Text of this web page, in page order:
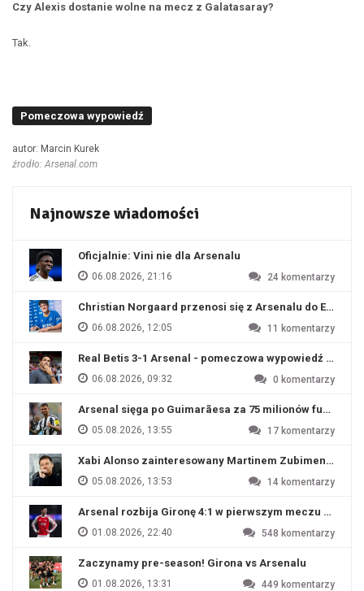
Czy Alexis dostanie wolne na mecz z Galatasaray?
Tak.
Pomeczowa wypowiedź
autor: Marcin Kurek
źrodło: Arsenal.com
Najnowsze wiadomości
Oficjalnie: Vini nie dla Arsenalu
06.08.2026, 21:16 24 komentarzy
Christian Norgaard przenosi się z Arsenalu do
06.08.2026, 12:05 11 komentarzy
Real Betis 3-1 Arsenal - pomeczowa wypowiedź Artety
06.08.2026, 09:32 0 komentarzy
Arsenal sięga po Guimarãesa za 75 milionów funtów
05.08.2026, 13:55 17 komentarzy
Xabi Alonso zainteresowany Martinem Zubimendim
05.08.2026, 13:53 14 komentarzy
Arsenal rozbija Gironę 4:1 w pierwszym meczu
01.08.2026, 22:40 548 komentarzy
Zaczynamy pre-season! Girona vs Arsenalu
01.08.2026, 13:31 449 komentarzy